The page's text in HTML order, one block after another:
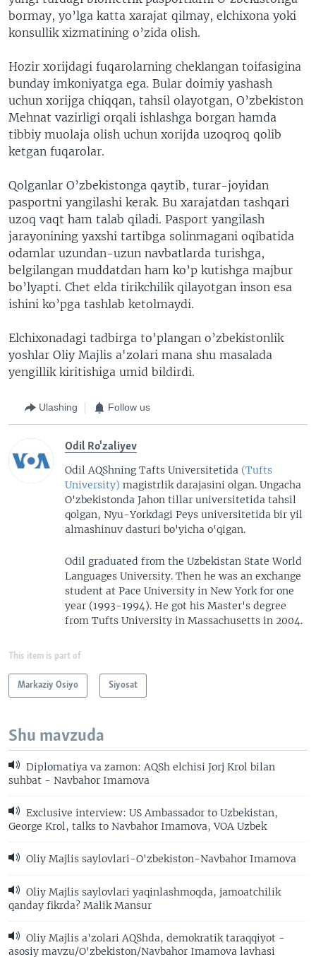
bormay, yo’lga katta xarajat qilmay, elchixona yoki
konsullik xizmatining o’zida olish.
Hozir xorijdagi fuqarolarning cheklangan toifasigina
bunday imkoniyatga ega. Bular doimiy yashash
uchun xorijga chiqqan, tahsil olayotgan, O’zbekiston
Mehnat vazirligi orqali ishlashga borgan hamda
tibbiy muolaja olish uchun xorijda uzoqroq qolib
ketgan fuqarolar.
Qolganlar O’zbekistonga qaytib, turar-joyidan
pasportni yangilashi kerak. Bu xarajatdan tashqari
uzoq vaqt ham talab qiladi. Pasport yangilash
jarayonining yaxshi tartibga solinmagani oqibatida
odamlar uzundan-uzun navbatlarda turishga,
belgilangan muddatdan ham ko’p kutishga majbur
bo’lyapti. Chet elda tirikchilik qilayotgan inson esa
ishini ko’pga tashlab ketolmaydi.
Elchixonadagi tadbirga to’plangan o’zbekistonlik
yoshlar Oliy Majlis a'zolari mana shu masalada
yengillik kiritishiga umid bildirdi.
Ulashing Follow us
Odil Ro'zaliyev
Odil AQShning Tafts Universitetida (Tufts
University) magistrlik darajasini olgan. Ungacha
O'zbekistonda Jahon tillar universitetida tahsil
qolgan, Nyu-Yorkdagi Peys universitetida bir yil
almashinuv dasturi bo'yicha o'qigan.
Odil graduated from the Uzbekistan State World
Languages University. Then he was an exchange
student at Pace University in New York for one
year (1993-1994). He got his Master's degree
from Tufts University in Massachusetts in 2004.
This item is part of
Markaziy Osiyo Siyosat
Shu mavzuda
Diplomatiya va zamon: AQSh elchisi Jorj Krol bilan
suhbat - Navbahor Imamova
Exclusive interview: US Ambassador to Uzbekistan,
George Krol, talks to Navbahor Imamova, VOA Uzbek
Oliy Majlis saylovlari-O'zbekiston-Navbahor Imamova
Oliy Majlis saylovlari yaqinlashmoqda, jamoatchilik
qanday fikrda? Malik Mansur
Oliy Majlis a'zolari AQShda, demokratik taraqqiyot -
asosiy mavzu/O'zbekiston/Navbahor Imamova lavhasi